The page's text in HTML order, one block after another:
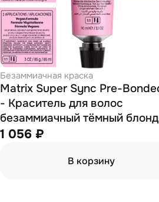
Безаммиачная краска
Matrix Super Sync Pre-
- Краситель для волос
безаммиачный тёмный
90 мл
1 056 ₽
В корзину